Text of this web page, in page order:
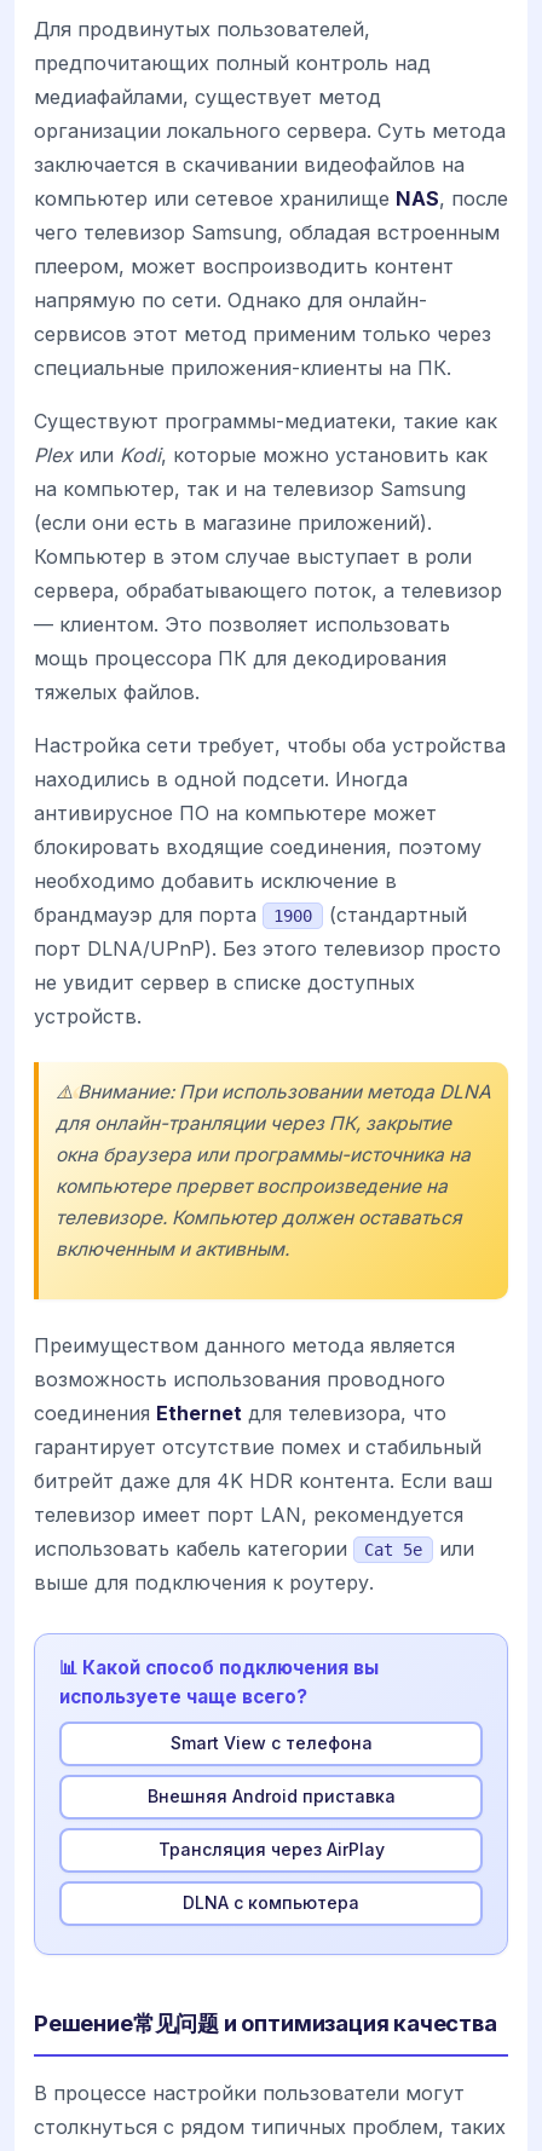
Для продвинутых пользователей,
предпочитающих полный контроль над
медиафайлами, существует метод
организации локального сервера. Суть метода
заключается в скачивании видеофайлов на
компьютер или сетевое хранилище NAS, после
чего телевизор Samsung, обладая встроенным
плеером, может воспроизводить контент
напрямую по сети. Однако для онлайн-
сервисов этот метод применим только через
специальные приложения-клиенты на ПК.
Существуют программы-медиатеки, такие как
Plexили Kodi, которые можно установить как
на компьютер, так и на телевизор Samsung
(если они есть в магазине приложений).
Компьютер в этом случае выступает в роли
сервера, обрабатывающего поток, а телевизор
— клиентом. Это позволяет использовать
мощь процессора ПК для декодирования
тяжелых файлов.
Настройка сети требует, чтобы оба устройства
находились в одной подсети. Иногда
антивирусное ПО на компьютере может
блокировать входящие соединения, поэтому
необходимо добавить исключение в
брандмауэр для порта
1900
(стандартный
порт DLNA/UPnP). Без этого телевизор просто
не увидит сервер в списке доступных
устройств.
⚠️ Внимание: При использовании метода DLNA
для онлайн-транляции через ПК, закрытие
окна браузера или программы-источника на
компьютере прервет воспроизведение на
телевизоре. Компьютер должен оставаться
включенным и активным.
Преимуществом данного метода является
возможность использования проводного
соединения Ethernet для телевизора, что
гарантирует отсутствие помех и стабильный
битрейт даже для 4K HDR контента. Если ваш
телевизор имеет порт LAN, рекомендуется
использовать кабель категории
Cat 5e
или
выше для подключения к роутеру.
📊 Какой способ подключения вы
используете чаще всего?
Smart View с телефона
Внешняя Android приставка
Трансляция через AirPlay
DLNA с компьютера
Решение常见问题 и оптимизация качества
В процессе настройки пользователи могут
столкнуться с рядом типичных проблем, таких